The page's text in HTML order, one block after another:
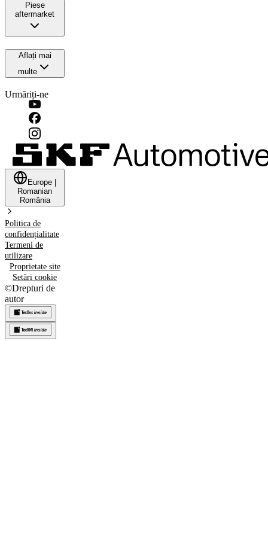
Piese
aftermarket
Aflați mai
multe
Urmăriți-ne
Europe
Romanian
România
Politica de
confidențialitate
Termeni de
utilizare
Proprietate site
Setări cookie
©Drepturi de
autor